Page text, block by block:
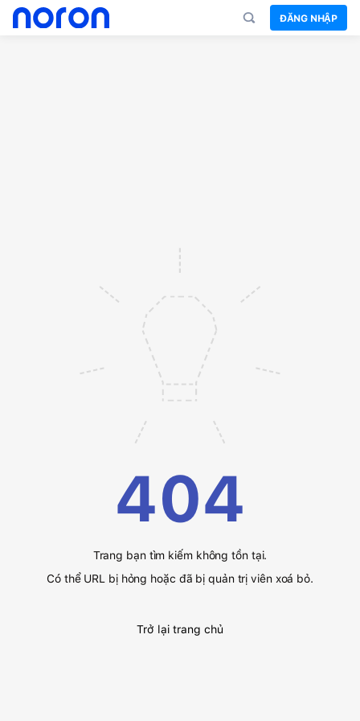
ĐĂNG NHẬP
404
Trang bạn tìm kiếm không tồn tại.
Có thể URL bị hỏng hoặc đã bị quản trị viên xoá bỏ.
Trở lại trang chủ